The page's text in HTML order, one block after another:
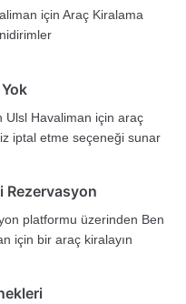
için Araç Kiralama
Ulsl Havaliman için araç
iptal etme seçeneği sunar
Rezervasyon
platformu üzerinden Ben
için bir araç kiralayın